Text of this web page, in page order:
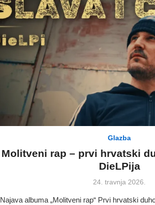
Glazba
Molitveni rap – prvi hrvatski
DieLPija
Posted
24. travnja 2026.
Najava albuma „Molitveni rap“ Prvi hrvatski